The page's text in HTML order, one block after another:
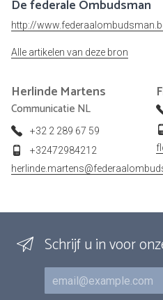
De federale Ombudsman
http://
Alle artikelen van deze bron
Herlinde Martens
Communicatie NL
+32 2 289 67 59
+32472984212
Schrijf u in voor
E-mail